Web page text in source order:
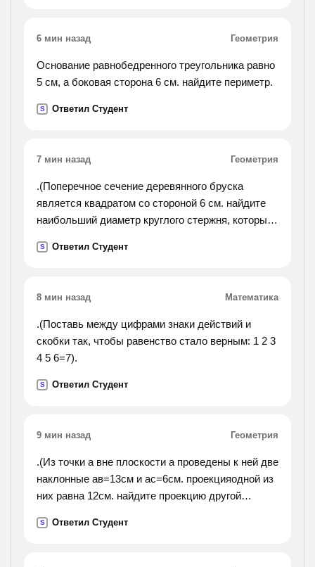
6 мин назад Геометрия
Основание равнобедренного треугольника равно
5 см, а боковая сторона 6 см. найдите периметр.
S Ответил Студент
7 мин назад Геометрия
.(Поперечное сечение деревянного бруска
является квадратом со стороной 6 см. найдите
наибольший диаметр круглого стержня, который
S Ответил Студент
8 мин назад Математика
.(Поставь между цифрами знаки действий и
скобки так, чтобы равенство стало верным: 1 2 3
4 5 6=7).
S Ответил Студент
9 мин назад Геометрия
.(Из точки а вне плоскости а проведены к ней две
наклонные ав=13см и ас=6см. проекцияодной из
них равна 12см. найдите проекцию другой
S Ответил Студент